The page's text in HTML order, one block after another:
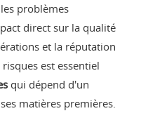
problèmes
direct sur la qualité
et la réputation
est essentiel
qui dépend d'un
matières premières.